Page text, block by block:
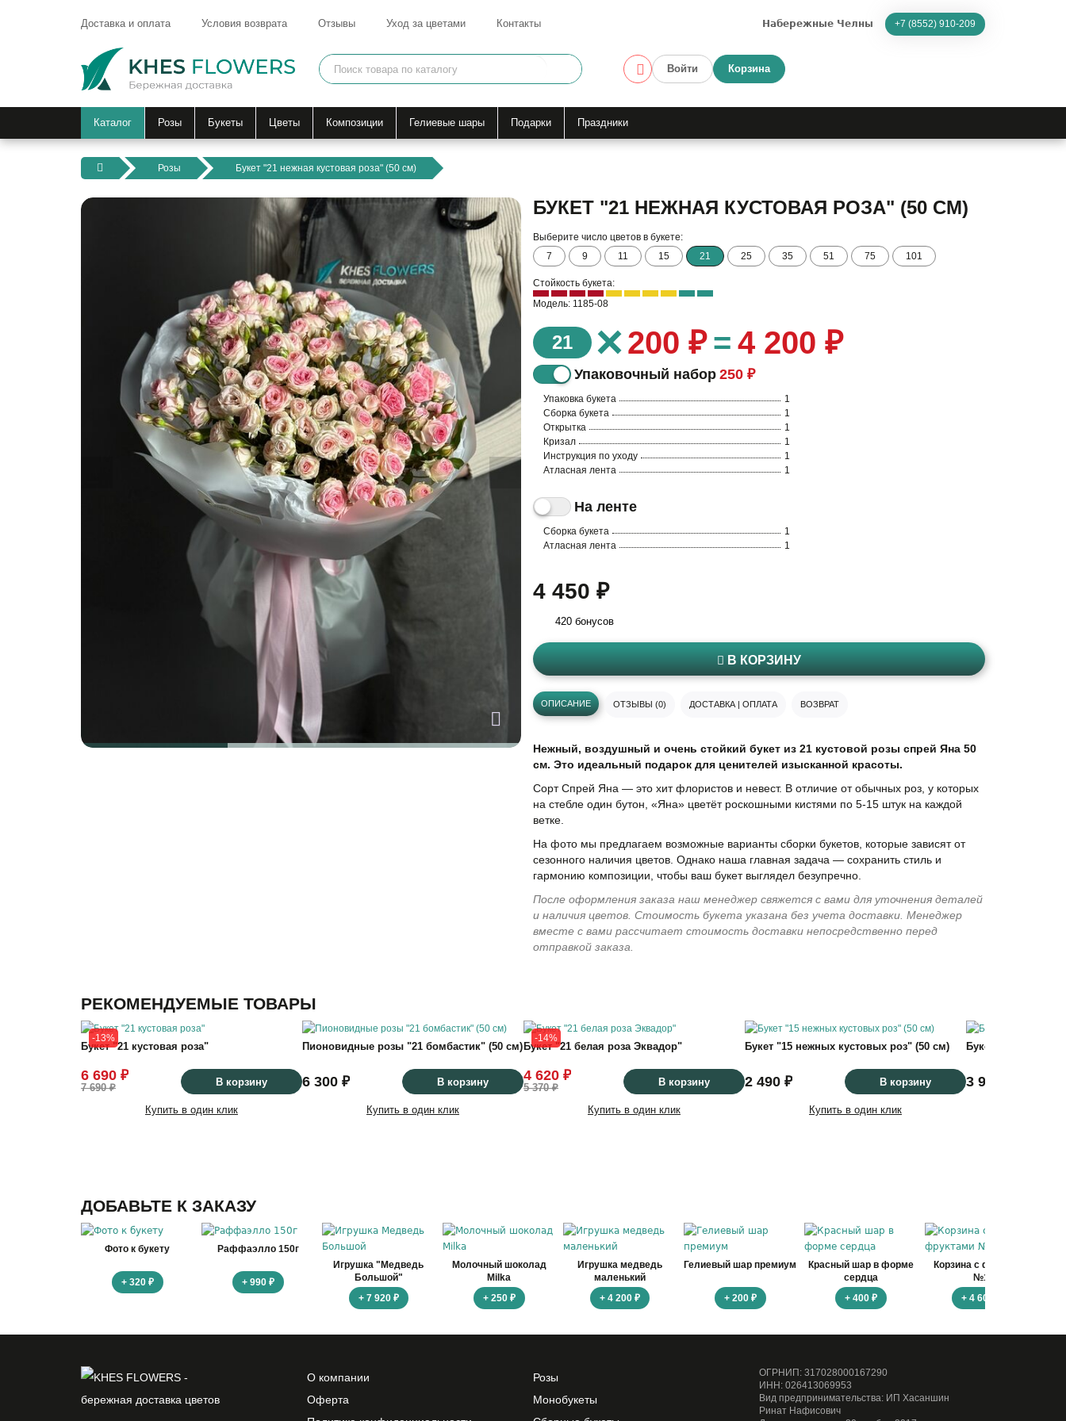
Доставка и оплата Условия возврата Отзывы Уход за цветами Контакты Набережные Челны +7 (8552) 910-209
Войти Корзина
Каталог Розы Букеты Цветы Композиции Гелиевые шары Подарки Праздники
Розы Букет "21 нежная кустовая роза" (50 см)
БУКЕТ "21 НЕЖНАЯ КУСТОВАЯ РОЗА" (50 СМ)
Выберите число цветов в букете:
7
9 11 15 21 25 35 51 75 101
Стойкость букета:
Модель: 1185-08
21 ×200 ₽ = 4 200 ₽
Упаковочный набор 250 ₽
Упаковка букета
1
Сборка букета
1
Открытка
1
Кризал
1
Инструкция по уходу
1
Атласная лента
1
На ленте
Сборка букета
1
Атласная лента
1
4 450 ₽
420 бонусов
В КОРЗИНУ
ОПИСАНИЕ ОТЗЫВЫ (0) ДОСТАВКА | ОПЛАТА ВОЗВРАТ
Нежный, воздушный и очень стойкий букет из 21 кустовой розы спрей Яна 50
см. Это идеальный подарок для ценителей изысканной красоты.
Сорт Спрей Яна — это хит флористов и невест. В отличие от обычных роз, у которых
на стебле один бутон, «Яна» цветёт роскошными кистями по 5-15 штук на каждой
ветке.
На фото мы предлагаем возможные варианты сборки букетов, которые зависят от
сезонного наличия цветов. Однако наша главная задача — сохранить стиль и
гармонию композиции, чтобы ваш букет выглядел безупречно.
После оформления заказа наш менеджер свяжется с вами для уточнения деталей
и наличия цветов. Стоимость букета указана без учета доставки. Менеджер
вместе с вами рассчитает стоимость доставки непосредственно перед
отправкой заказа.
РЕКОМЕНДУЕМЫЕ ТОВАРЫ
-13%
Букет "21 кустовая роза"
6 690 ₽
7 690 ₽ В корзину
Купить в один клик
Пионовидные розы "21 бомбастик" (50 см)
6 300 ₽ В корзину
Купить в один клик
-14%
Букет "21 белая роза Эквадор"
4 620 ₽
5 370 ₽ В корзину
Купить в один клик
Букет "15 нежных кустовых роз" (50 см)
2 490 ₽ В корзину
Купить в один клик
Букет "25 нежных
3 990 ₽
ДОБАВЬТЕ К ЗАКАЗУ
Фото к букету
+ 320 ₽
Раффаэлло 150г
+ 990 ₽
Игрушка "Медведь
Большой"
+ 7 920 ₽
Молочный шоколад
Milka
+ 250 ₽
Игрушка медведь
маленький
+ 4 200 ₽
Гелиевый шар премиум
+ 200 ₽
Красный шар в форме
сердца
+ 400 ₽
Корзина с фруктами
№1
+ 4 600 ₽
О компании
Оферта
Розы
Монобукеты
ОГРНИП: 317028000167290
ИНН: 026413069953
Вид предпринимательства: ИП Хасаншин
Ринат Нафисович